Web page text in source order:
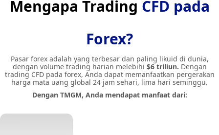
Mengapa Trading CFD pada
Forex?
Pasar forex adalah yang terbesar dan paling likuid di dunia,
dengan volume trading harian melebihi $6 triliun. Dengan
trading CFD pada forex, Anda dapat memanfaatkan pergerakan
harga mata uang global 24 jam sehari, lima hari seminggu.
Dengan TMGM, Anda mendapat manfaat dari: